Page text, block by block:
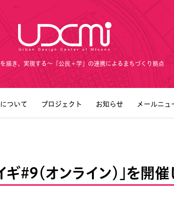
描き、実現する～「公民＋学」の連携によるまちづくり拠点
ついて プロジェクト お知らせ メールニュ
#9（オンライン）」を開催